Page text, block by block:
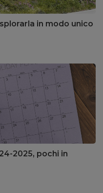
in modo unico
2025, pochi in